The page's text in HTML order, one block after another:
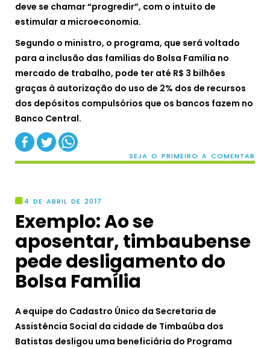
deve se chamar “progredir”, com o intuito de
estimular a microeconomia.
Segundo o ministro, o programa, que será voltado
para a inclusão das famílias do Bolsa Família no
mercado de trabalho, pode ter até R$ 3 bilhões
graças à autorização do uso de 2% dos de recursos
dos depósitos compulsórios que os bancos fazem no
Banco Central.
SEJA O PRIMEIRO A COMENTAR
4 DE ABRIL DE 2017
Exemplo: Ao se
aposentar, timbaubense
pede desligamento do
Bolsa Família
A equipe do Cadastro Único da Secretaria de
Assistência Social da cidade de Timbaúba dos
Batistas desligou uma beneficiária do Programa